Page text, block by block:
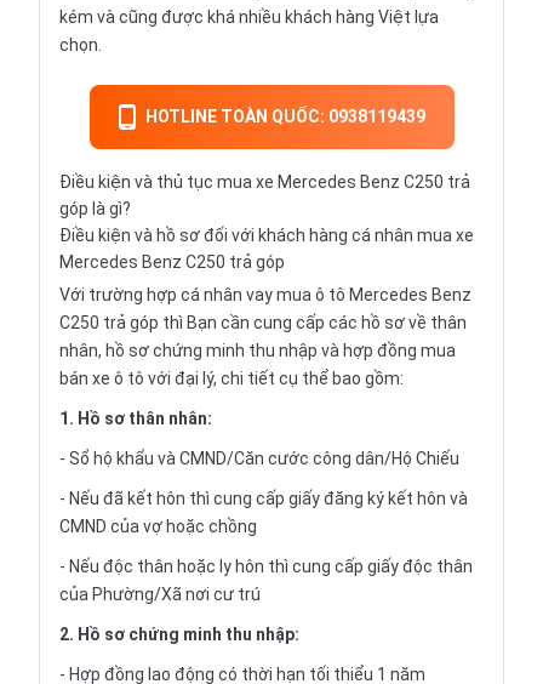
kém và cũng được khá nhiều khách hàng Việt lựa
chọn.
HOTLINE TOÀN QUỐC: 0938119439
Điều kiện và thủ tục mua xe Mercedes Benz C250 trả
góp là gì?
Điều kiện và hồ sơ đối với khách hàng cá nhân mua xe
Mercedes Benz C250 trả góp
Với trường hợp cá nhân vaymua ô tô Mercedes Benz
C250 trả góp thì Bạn cần cung cấp các hồ sơ về thân
nhân, hồ sơ chứng minh thu nhập và hợp đồng mua
bán xe ô tô với đại lý, chi tiết cụ thể bao gồm:
1. Hồ sơ thân nhân:
- Sổ hộ khẩu và CMND/Căn cước công dân/Hộ Chiếu
- Nếu đã kết hôn thì cung cấp giấy đăng ký kết hôn và
CMND của vợ hoặc chồng
- Nếu độc thân hoặc ly hôn thì cung cấp giấy độc thân
của Phường/Xã nơi cư trú
2. Hồ sơ chứng minh thu nhập:
- Hợp đồng lao động có thời hạn tối thiểu 1 năm